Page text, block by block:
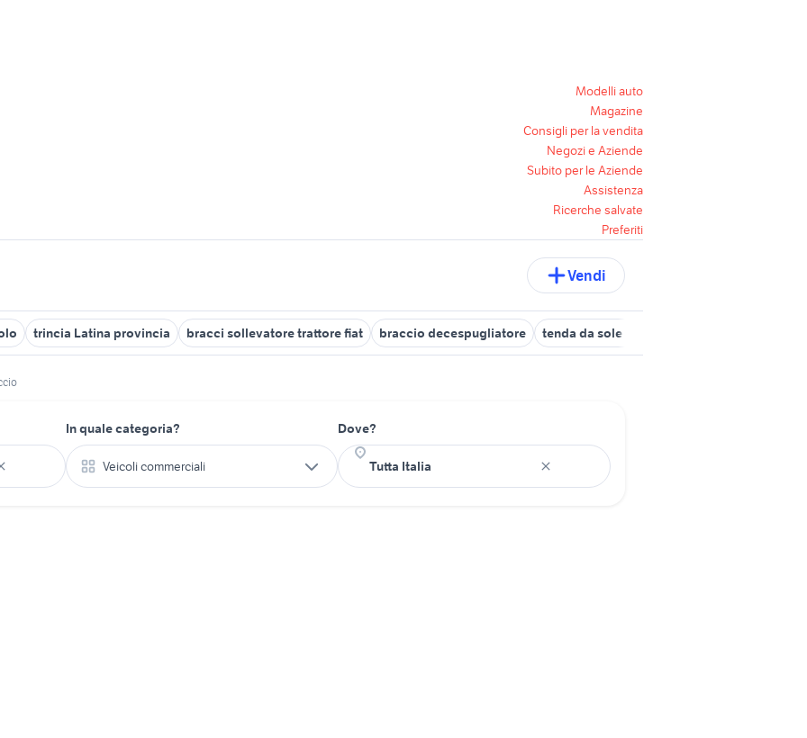
Modelli auto
Magazine
Consigli per la vendita
Negozi e Aziende
Subito per le Aziende
Assistenza
Ricerche salvate
Preferiti
Vendi
trincia Latina provincia bracci sollevatore trattore fiat braccio decespugliatore tenda da sole a bracci 400x300
In quale categoria?
Veicoli commerciali
Dove?